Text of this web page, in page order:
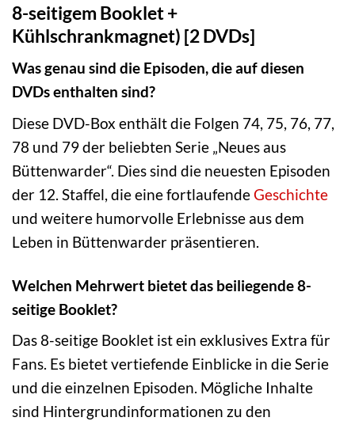
8-seitigem Booklet +
Kühlschrankmagnet) [2 DVDs]
Was genau sind die Episoden, die auf diesen
DVDs enthalten sind?
Diese DVD-Box enthält die Folgen 74, 75, 76, 77,
78 und 79 der beliebten Serie „Neues aus
Büttenwarder“. Dies sind die neuesten Episoden
der 12. Staffel, die eine fortlaufendeGeschichte
und weitere humorvolle Erlebnisse aus dem
Leben in Büttenwarder präsentieren.
Welchen Mehrwert bietet das beiliegende 8-
seitige Booklet?
Das 8-seitige Booklet ist ein exklusives Extra für
Fans. Es bietet vertiefende Einblicke in die Serie
und die einzelnen Episoden. Mögliche Inhalte
sind Hintergrundinformationen zu den